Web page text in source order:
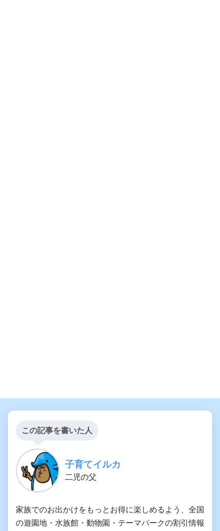
この記事を書いた人
子育てイルカ
二児の父
家族でのお出かけをもっとお得に楽しめるよう、全国
の遊園地・水族館・動物園・テーマパークの割引情報